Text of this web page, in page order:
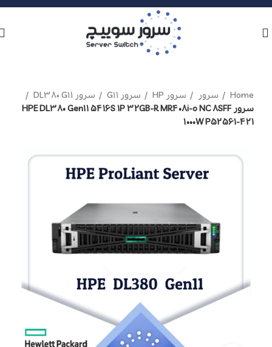
Home سرور سرور HP سرور G11
سرور DL380 G11
سرور HPE DL380 Gen11 5416S 1P 32GB-R MR408i-o NC 8SFF
1000W P52561-421